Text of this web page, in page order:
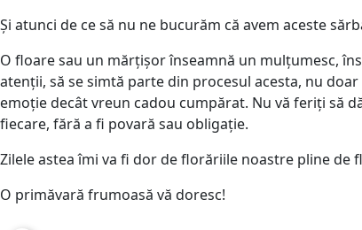
Și atunci de ce să nu ne bucurăm că avem aceste
O floare sau un mărțișor înseamnă un mulțumesc,
atenții, să se simtă parte din procesul acesta, nu
emoție decât vreun cadou cumpărat. Nu vă feriți să
fiecare, fără a fi povară sau obligație.
Zilele astea îmi va fi dor de florăriile noastre pline de
O primăvară frumoasă vă doresc!